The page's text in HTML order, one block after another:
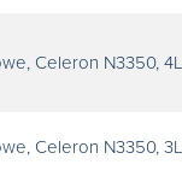
Celeron N3350,
Celeron N3350,